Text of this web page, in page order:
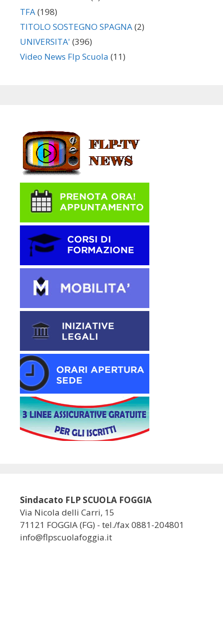
TFA(198)
TITOLO SOSTEGNO SPAGNA(2)
UNIVERSITA' (396)
Video News Flp Scuola (11)
Sindacato FLP SCUOLA FOGGIA
Via Nicola delli Carri, 15
71121 FOGGIA (FG) - tel./fax 0881-204801
info@flpscuolafoggia.it